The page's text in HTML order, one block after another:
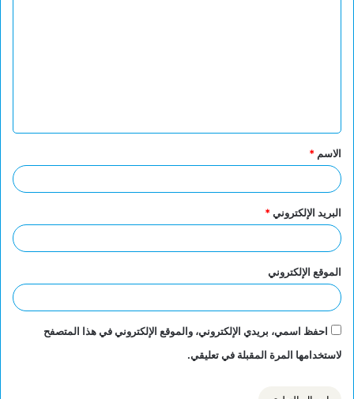
ق
*
الاسم *
البريد الإلكتروني*
الموقع الإلكتروني
احفظ اسمي، بريدي الإلكتروني، والموقع الإلكتروني في هذا المتصفح
لاستخدامها المرة المقبلة في تعليقي.